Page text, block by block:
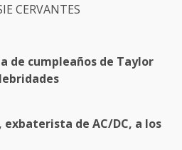
CERVANTES
de cumpleaños de Taylor
exbaterista de AC/DC, a los